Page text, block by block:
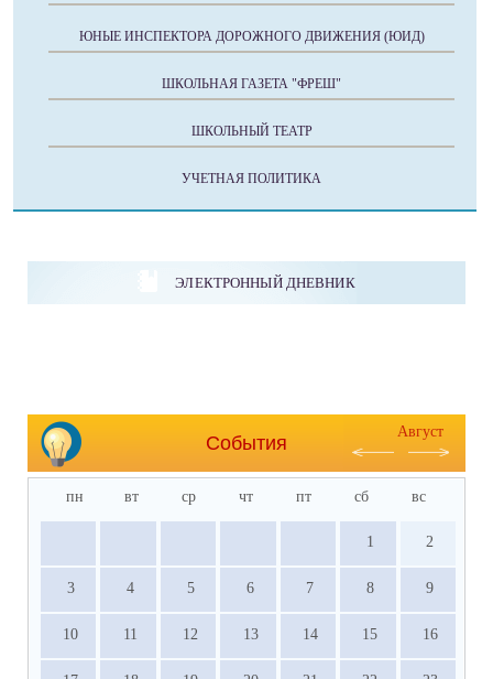
ЮНЫЕ ИНСПЕКТОРА ДОРОЖНОГО ДВИЖЕНИЯ (ЮИД)
ШКОЛЬНАЯ ГАЗЕТА "ФРЕШ"
ШКОЛЬНЫЙ ТЕАТР
УЧЕТНАЯ ПОЛИТИКА
ЭЛЕКТРОННЫЙ ДНЕВНИК
События
Август
пн вт ср чт пт сб вс
1 2
3 4 5 6 7 8 9
10 11 12 13 14 15 16